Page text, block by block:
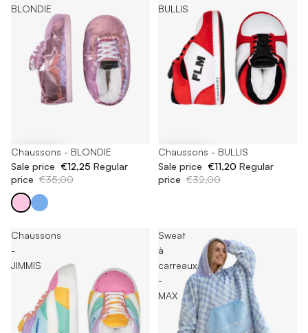
BLONDIE
-65%
Chaussons - BLONDIE
Sale price €12,25 Regular
price €35,00
BULLIS
-65%
Chaussons - BULLIS
Sale price €11,20 Regular
price €32,00
Chaussons
-
JIMMIS
Sweat
à
carreaux
-
MAX